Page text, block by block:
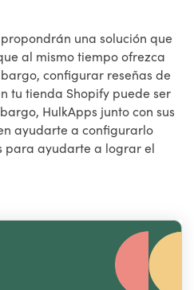
una solución que
al mismo tiempo ofrezca
configurar reseñas de
tu tienda Shopify puede ser
HulkApps junto con sus
ayudarte a configurarlo
para ayudarte a lograr el